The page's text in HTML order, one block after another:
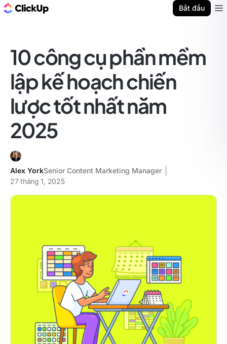
Bắt đầu
10 công cụ phần mềm
lập kế hoạch chiến
lược tốt nhất năm
2025
Alex YorkSenior Content Marketing Manager
27 tháng 1, 2025